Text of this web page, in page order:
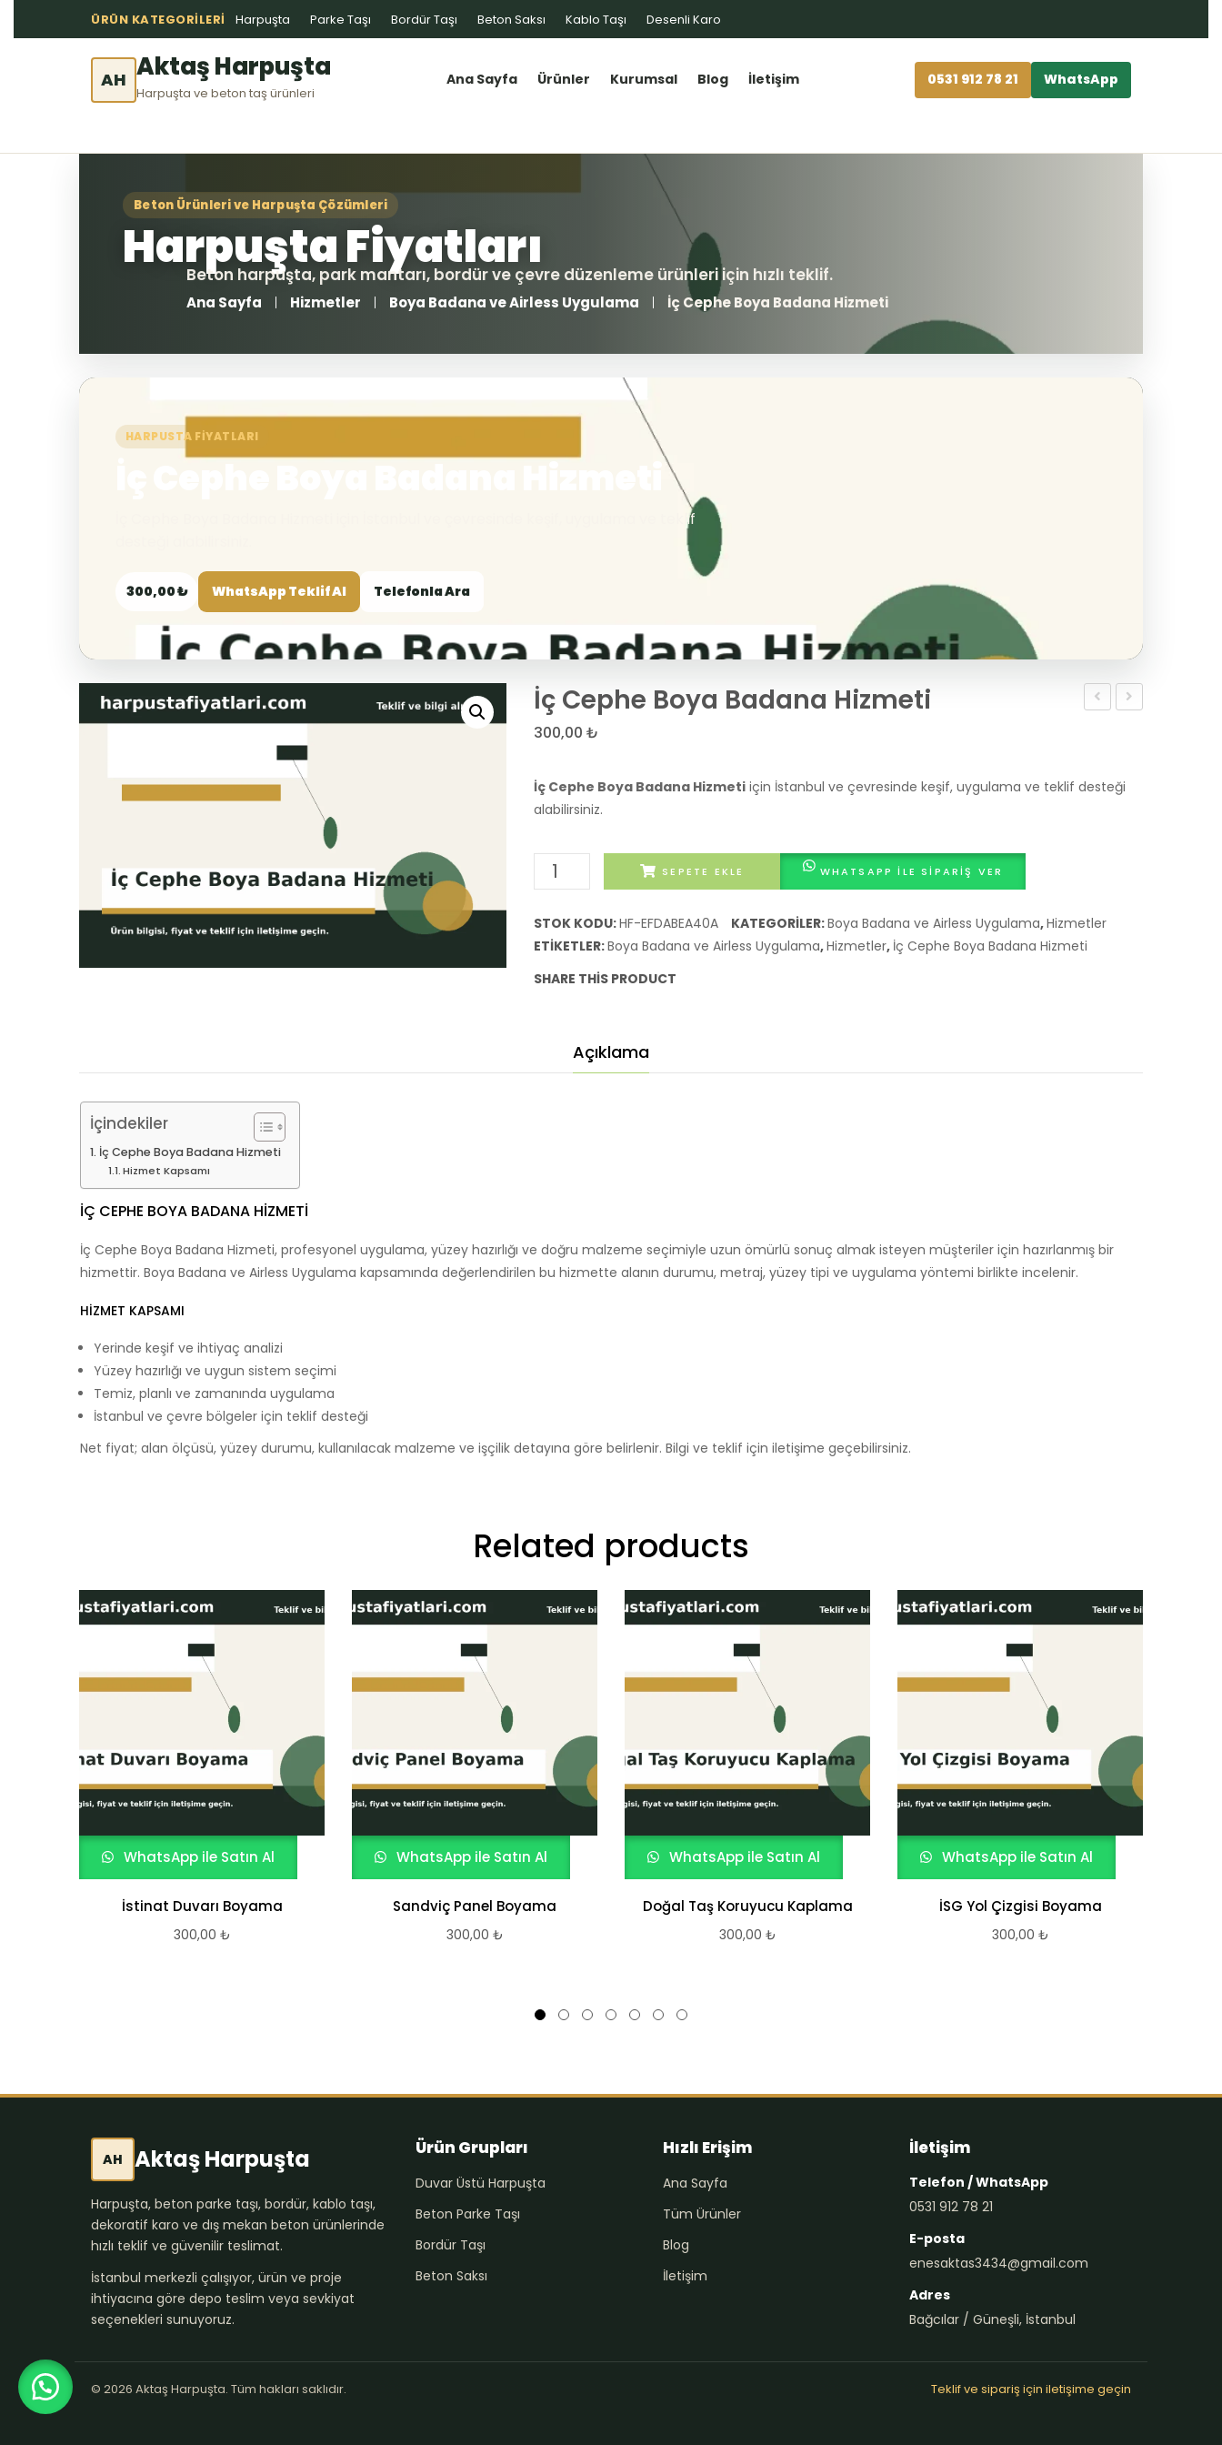
ÜRÜN KATEGORILERI Harpuşta Parke Taşı Bordür Taşı Beton Saksı Kablo Taşı Desenli Karo
AH Aktaş Harpuşta
Harpuşta ve beton taş ürünleri
Ana Sayfa Ürünler Kurumsal Blog İletişim 0531 912 78 21 WhatsApp
Ana Sayfa Hizmetler Boya Badana ve Airless Uygulama İç Cephe Boya Badana Hizmeti
HARPUSTA FIYATLARI
İç Cephe Boya Badana Hizmeti için İstanbul ve çevresinde keşif, uygulama ve teklif
300,00 ₺ WhatsApp Teklif Al Telefonla Ara
İç Cephe Boya Badana Hizmeti
300,00 ₺
İç Cephe Boya Badana Hizmeti için İstanbul ve çevresinde keşif, uygulama ve teklif desteği
alabilirsiniz.
Cephe
Badana
Hizmeti
adet
SEPETE EKLE WHATSAPP ILE SIPARIŞ VER
STOK KODU:HF-EFDABEA40A KATEGORILER:Boya Badana ve Airless Uygulama,Hizmetler
ETIKETLER:Boya Badana ve Airless Uygulama,Hizmetler, İç Cephe Boya Badana Hizmeti
SHARE THIS PRODUCT
Açıklama
İçindekiler
İç Cephe Boya Badana Hizmeti
Hizmet Kapsamı
İÇ CEPHE BOYA BADANA HIZMETI
İç Cephe Boya Badana Hizmeti, profesyonel uygulama, yüzey hazırlığı ve doğru malzeme seçimiyle uzun ömürlü sonuç almak isteyen müşteriler için hazırlanmış bir
hizmettir. Boya Badana ve Airless Uygulama kapsamında değerlendirilen bu hizmette alanın durumu, metraj, yüzey tipi ve uygulama yöntemi birlikte incelenir.
HIZMET KAPSAMI
Yerinde keşif ve ihtiyaç analizi
Yüzey hazırlığı ve uygun sistem seçimi
Temiz, planlı ve zamanında uygulama
İstanbul ve çevre bölgeler için teklif desteği
Net fiyat; alan ölçüsü, yüzey durumu, kullanılacak malzeme ve işçilik detayına göre belirlenir. Bilgi ve teklif için iletişime geçebilirsiniz.
Related products
WhatsApp ile Satın Al
İstinat Duvarı Boyama
300,00 ₺
WhatsApp ile Satın Al
Sandviç Panel Boyama
300,00 ₺
WhatsApp ile Satın Al
Doğal Taş Koruyucu Kaplama
300,00 ₺
WhatsApp ile Satın Al
İSG Yol Çizgisi Boyama
300,00 ₺
AH Aktaş Harpuşta
Harpuşta, beton parke taşı, bordür, kablo taşı,
dekoratif karo ve dış mekan beton ürünlerinde
hızlı teklif ve güvenilir teslimat.
İstanbul merkezli çalışıyor, ürün ve proje
ihtiyacına göre depo teslim veya sevkiyat
seçenekleri sunuyoruz.
Ürün Grupları
Duvar Üstü Harpuşta
Beton Parke Taşı
Bordür Taşı
Beton Saksı
Hızlı Erişim
Ana Sayfa
Tüm Ürünler
Blog
İletişim
İletişim
Telefon / WhatsApp
0531 912 78 21
E-posta
enesaktas3434@gmail.com
Adres
Bağcılar / Güneşli, İstanbul
© 2026 Aktaş Harpuşta. Tüm hakları saklıdır. Teklif ve sipariş için iletişime geçin